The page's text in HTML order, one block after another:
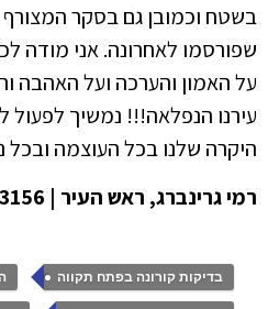
בשטח וכמובן גם בסקר המצורף
שפורסמו לאחרונה. אני מודה
על האמון והערכה ועל האהבה
עירנו הנפלאה!!! נמשיך לפעול
היקרה שלנו בכל העוצמה ובכל
רמי גרינברג, ראש העיר | 054-6733156
בדיקות קורונה בפתח תקווה ,